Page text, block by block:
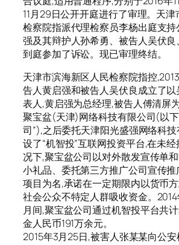
11月29日公开开庭进行了审理。天
检察院指派代理检察员李杨出庭支
强及其辩护人孙希勇、被告人吴伏
到庭参加了诉讼。现已审理终结。
天津市滨海新区人民检察院指控
告人黄启强和被告人吴伏良成立了
表人,黄启强为总经理,被告人傅清屏
聚宝盆(天津)网络科技有限公司(以
司”),之后委托天津阳光盛强网络科
设了“机智投”互联网投资平台,在未
况下,聚宝盆公司以对外散发宣传单
小礼品、委托第三方推广公司宣传
项目为名,承诺在一定期限内以货币
社会公众不特定人群吸收资金。
月间,聚宝盆公司通过机智投平台共
金人民币191万余元。
2015年3月25日,被害人张某某向公